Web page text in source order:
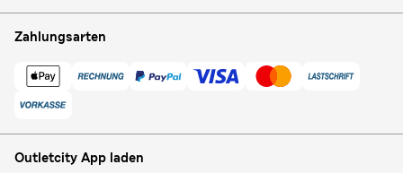
Zahlungsarten
Outletcity App laden